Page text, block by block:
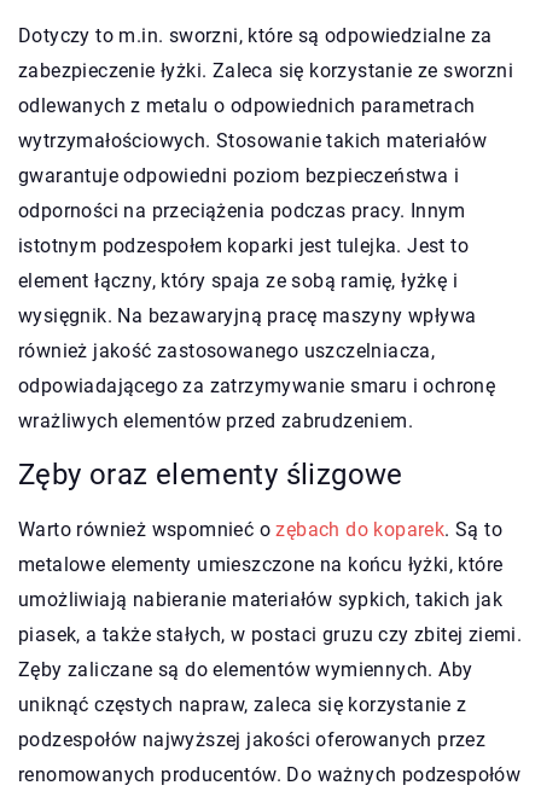
Dotyczy to m.in. sworzni, które są odpowiedzialne za
zabezpieczenie łyżki. Zaleca się korzystanie ze sworzni
odlewanych z metalu o odpowiednich parametrach
wytrzymałościowych. Stosowanie takich materiałów
gwarantuje odpowiedni poziom bezpieczeństwa i
odporności na przeciążenia podczas pracy. Innym
istotnym podzespołem koparki jest tulejka. Jest to
element łączny, który spaja ze sobą ramię, łyżkę i
wysięgnik. Na bezawaryjną pracę maszyny wpływa
również jakość zastosowanego uszczelniacza,
odpowiadającego za zatrzymywanie smaru i ochronę
wrażliwych elementów przed zabrudzeniem.
Zęby oraz elementy ślizgowe
Warto również wspomnieć ozębach do koparek. Są to
metalowe elementy umieszczone na końcu łyżki, które
umożliwiają nabieranie materiałów sypkich, takich jak
piasek, a także stałych, w postaci gruzu czy zbitej ziemi.
Zęby zaliczane są do elementów wymiennych. Aby
uniknąć częstych napraw, zaleca się korzystanie z
podzespołów najwyższej jakości oferowanych przez
renomowanych producentów. Do ważnych podzespołów